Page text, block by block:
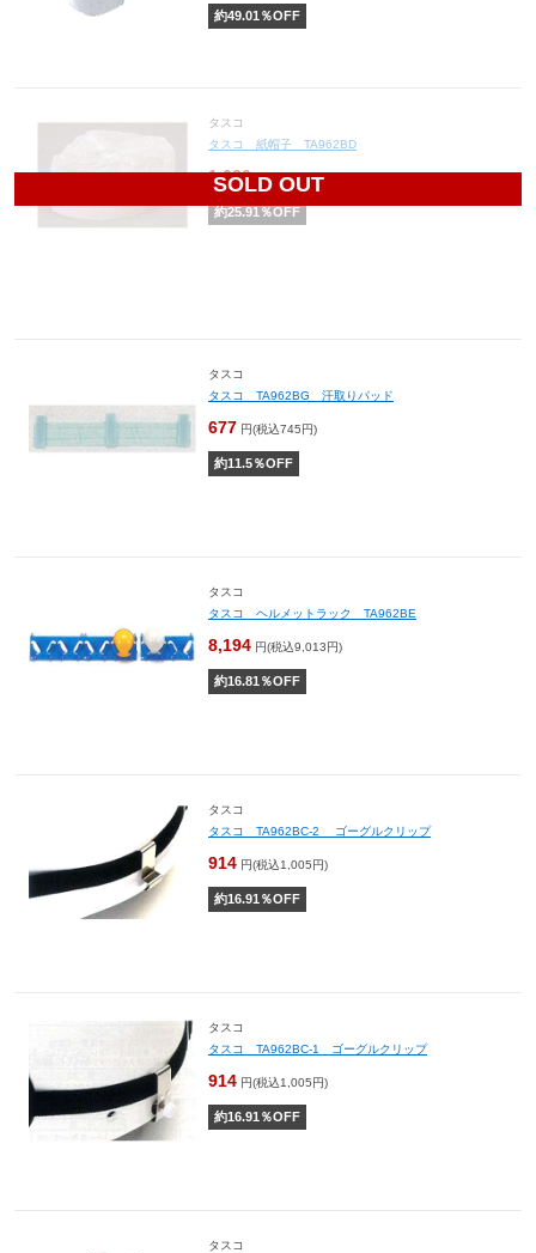
約49.01 ％OFF
SOLD OUT
タスコ
タスコ 紙帽子 TA962BD
1,630 円(税込1,793円)
約25.91 ％OFF
タスコ
タスコ TA962BG 汗取りパッド
677 円(税込745円)
約11.5％OFF
タスコ
タスコ ヘルメットラック TA962BE
8,194 円(税込9,013円)
約16.81 ％OFF
タスコ
タスコ TA962BC-2 ゴーグルクリップ
914 円(税込1,005円)
約16.91 ％OFF
タスコ
タスコ TA962BC-1 ゴーグルクリップ
914 円(税込1,005円)
約16.91 ％OFF
タスコ